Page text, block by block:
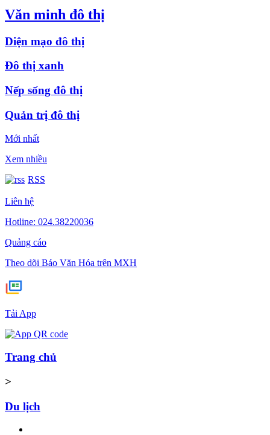
Văn minh đô thị
Diện mạo đô thị
Đô thị xanh
Nếp sống đô thị
Quản trị đô thị
Mới nhất
Xem nhiều
RSS
Liên hệ
Hotline: 024.38220036
Quảng cáo
Theo dõi Báo Văn Hóa trên MXH
Tải App
Trang chủ
>
Du lịch